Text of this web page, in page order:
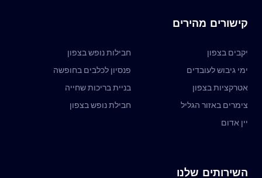
קישורים מהירים
יקבים בצפון
ימי גיבוש לעובדים
אטרקציות בצפון
צימרים באזור הגליל
יין אדום
חבילות נופש בצפון
פנסיון לכלבים בחופשה
בניית בריכות שחייה
חבילת נופש בצפון
השירותים שלנו